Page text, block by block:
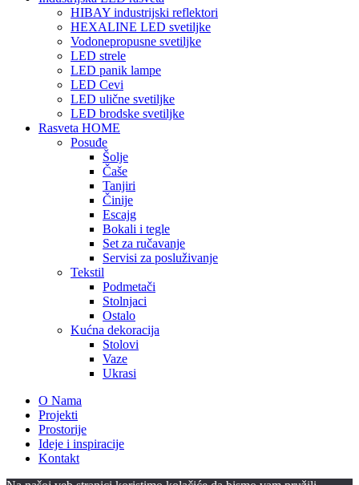
HIBAY industrijski reflektori
HEXALINE LED svetiljke
Vodonepropusne svetiljke
LED strele
LED panik lampe
LED Cevi
LED ulične svetiljke
LED brodske svetiljke
Rasveta HOME
Posuđe
Šolje
Čaše
Tanjiri
Činije
Escajg
Bokali i tegle
Set za ručavanje
Servisi za posluživanje
Tekstil
Podmetači
Stolnjaci
Ostalo
Kućna dekoracija
Stolovi
Vaze
Ukrasi
O Nama
Projekti
Prostorije
Ideje i inspiracije
Kontakt